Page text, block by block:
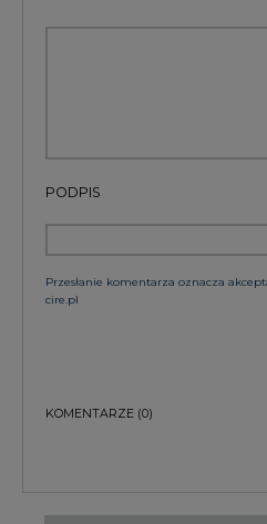
Przesłanie komentarza oznacza
Podając adres e-mail
na otrzymywanie treści